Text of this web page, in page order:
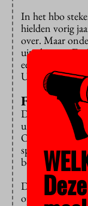
In het hbo
hielden vorig
over. Maar
uitschieters.
een overschot
Utrecht kwam
Flinke
De afgelopen
universiteiten
Onderwijsblad,
spreekt. De
besteed dan dat
De
op hun